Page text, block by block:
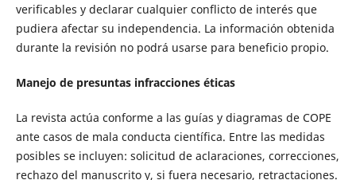
verificables y declarar cualquier conflicto de interés que
pudiera afectar su independencia. La información obtenida
durante la revisión no podrá usarse para beneficio propio.
Manejo de presuntas infracciones éticas
La revista actúa conforme a las guías y diagramas de COPE
ante casos de mala conducta científica. Entre las medidas
posibles se incluyen: solicitud de aclaraciones, correcciones,
rechazo del manuscrito y, si fuera necesario, retractaciones.